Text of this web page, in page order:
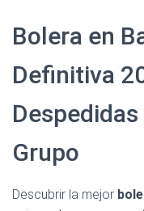
Bolera en
Definitiva
Grupo
Descubrir la mejor